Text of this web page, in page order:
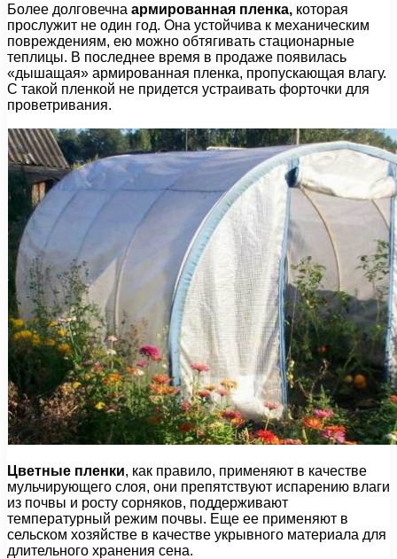
Более долговечна армированная пленка, которая
прослужит не один год. Она устойчива к механическим
повреждениям, ею можно обтягивать стационарные
теплицы. В последнее время в продаже появилась
«дышащая» армированная пленка, пропускающая влагу.
С такой пленкой не придется устраивать форточки для
проветривания.
Цветные пленки, как правило, применяют в качестве
мульчирующего слоя, они препятствуют испарению влаги
из почвы и росту сорняков, поддерживают
температурный режим почвы. Еще ее применяют в
сельском хозяйстве в качестве укрывного материала для
длительного хранения сена.